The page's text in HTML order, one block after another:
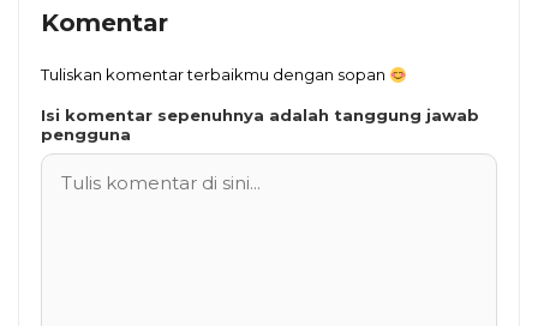
Komentar
Tuliskan komentar terbaikmu dengan sopan
Isi komentar sepenuhnya adalah tanggung jawab
pengguna